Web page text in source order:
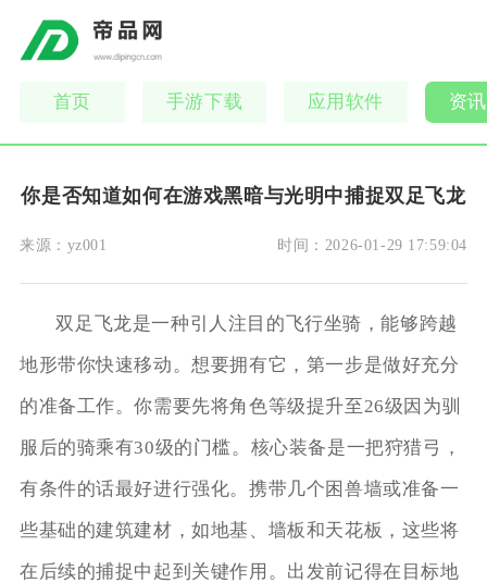
首页 手游下载 应用软件 资
你是否知道如何在游戏黑暗与光明中捕捉双足飞龙
来源： yz001 时间： 2026-01-29 17:59:04
双足飞龙是一种引人注目的飞行坐骑，能够跨越
地形带你快速移动。想要拥有它，第一步是做好充分
的准备工作。你需要先将角色等级提升至26级因为驯
服后的骑乘有30级的门槛。核心装备是一把狩猎弓，
有条件的话最好进行强化。携带几个困兽墙或准备一
些基础的建筑建材，如地基、墙板和天花板，这些将
在后续的捕捉中起到关键作用。出发前记得在目标地